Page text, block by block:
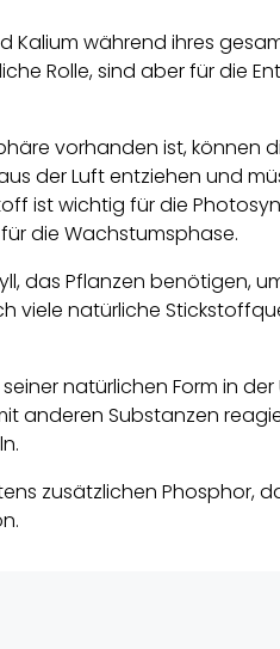
während ihres
Rolle, sind aber für die
vorhanden ist, können
der Luft entziehen und
ist wichtig für die
die Wachstumsphase.
das Pflanzen benötigen,
viele natürliche
natürlichen Form in
anderen Substanzen
zusätzlichen Phosphor,